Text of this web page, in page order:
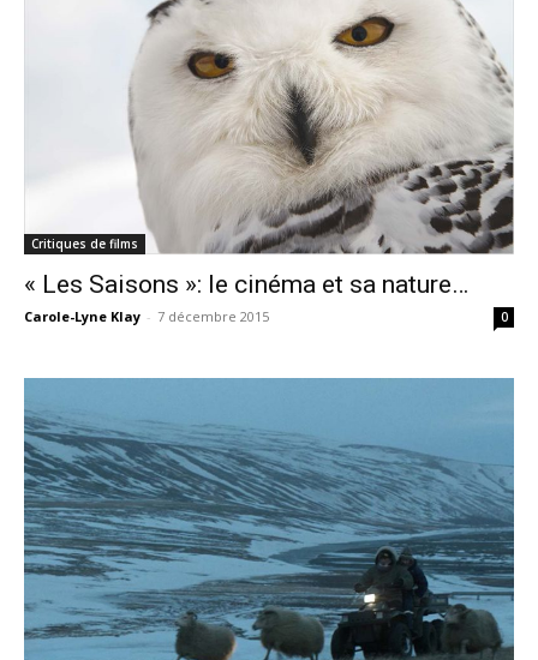
Critiques de films
« Les Saisons »: le cinéma et sa nature…
Carole-Lyne Klay - 7 décembre 2015 0